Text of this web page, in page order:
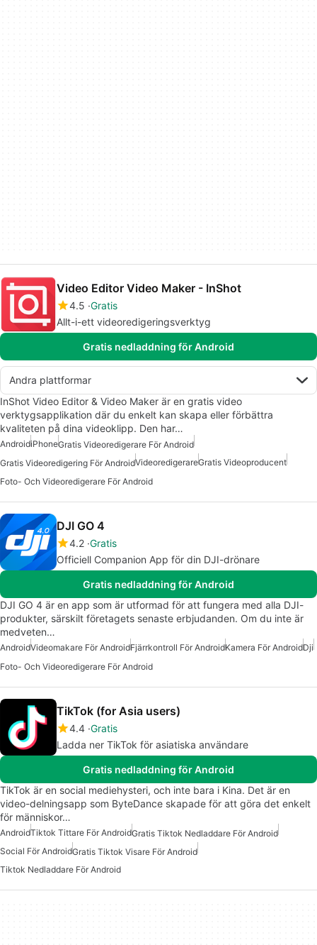
Video Editor Video Maker - InShot
4.5 Gratis
Allt-i-ett videoredigeringsverktyg
Gratis nedladdning för Android
Andra plattformar
InShot Video Editor & Video Maker är en gratis video
verktygsapplikation där du enkelt kan skapa eller förbättra
kvaliteten på dina videoklipp. Den har…
AndroidiPhoneGratis Videoredigerare För Android
Gratis Videoredigering För AndroidVideoredigerareGratis Videoproducent
Foto- Och Videoredigerare För Android
DJI GO 4
4.2 Gratis
Officiell Companion App för din DJI-drönare
Gratis nedladdning för Android
DJI GO 4 är en app som är utformad för att fungera med alla DJI-
produkter, särskilt företagets senaste erbjudanden. Om du inte är
medveten…
AndroidVideomakare För AndroidFjärrkontroll För AndroidKamera För AndroidDji
Foto- Och Videoredigerare För Android
TikTok (for Asia users)
4.4 Gratis
Ladda ner TikTok för asiatiska användare
Gratis nedladdning för Android
TikTok är en social mediehysteri, och inte bara i Kina. Det är en
video-delningsapp som ByteDance skapade för att göra det enkelt
för människor…
AndroidTiktok Tittare För AndroidGratis Tiktok Nedladdare För Android
Social För AndroidGratis Tiktok Visare För Android
Tiktok Nedladdare För Android